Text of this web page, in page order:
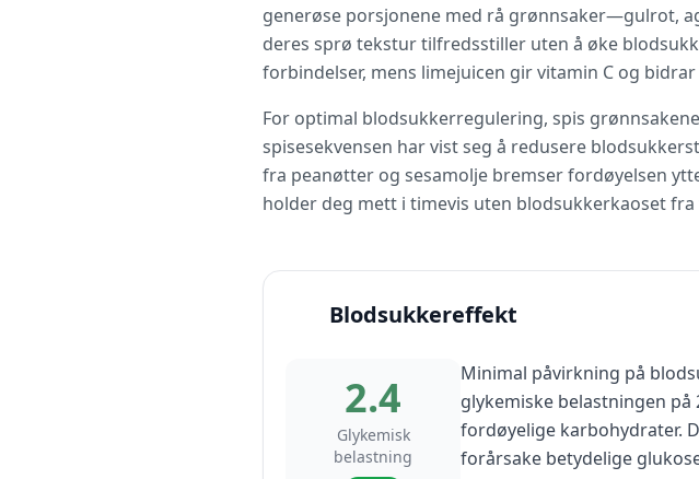
generøse porsjonene med rå grønnsaker—gulrot,
deres sprø tekstur tilfredsstiller uten å øke
forbindelser, mens limejuicen gir vitamin C og
For optimal blodsukkerregulering, spis
spisesekvensen har vist seg å redusere
fra peanøtter og sesamolje bremser fordøyelsen
holder deg mett i timevis uten blodsukkerkaoset
Blodsukkereffekt
2.4
Glykemisk
belastning
Minimal påvirkning på
glykemiske belastningen
fordøyelige karbohydrater.
forårsake betydelige